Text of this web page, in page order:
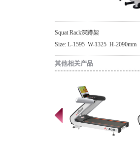
Squat Rack深蹲架
Size: L-1595 W-1325 H-2090mm
其他相关产品